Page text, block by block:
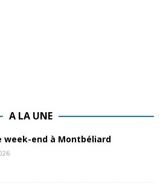
A LA UNE
week-end à Montbéliard